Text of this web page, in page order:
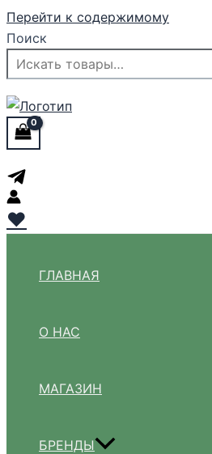
Перейти к содержимому
Поиск
♥
ГЛАВНАЯ
О НАС
МАГАЗИН
БРЕНДЫ